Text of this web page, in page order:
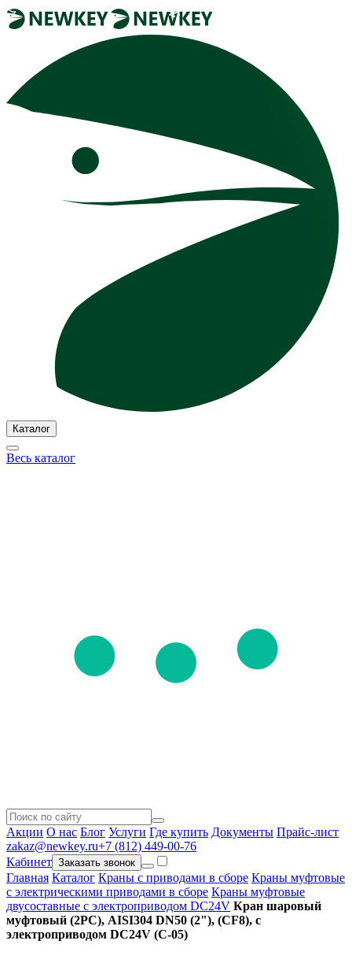
Каталог
Весь каталог
Акции О нас Блог Услуги Где купить Документы Прайс-лист
zakaz@newkey.ru+7 (812) 449-00-76
Кабинет Заказать звонок
Главная Каталог Краны с приводами в сборе Краны муфтовые
с электрическими приводами в сборе Краны муфтовые
двусоставные с электроприводом DC24V Кран шаровый
муфтовый (2PC), AISI304 DN50 (2"), (CF8), с
электроприводом DC24V (C-05)